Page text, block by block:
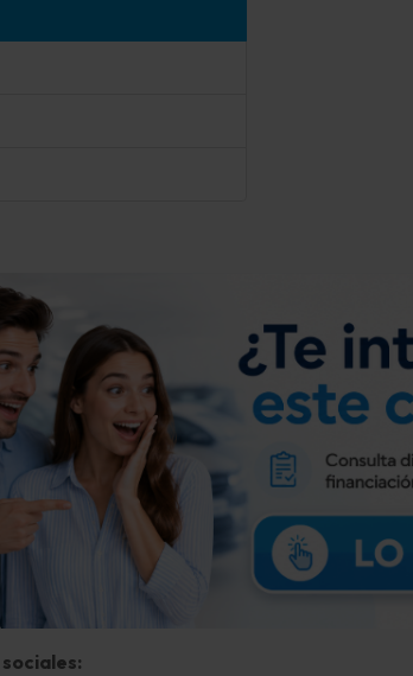
/ Respaldo plegable 1/3-2/3
delante
Motor 1,5 Ltr.